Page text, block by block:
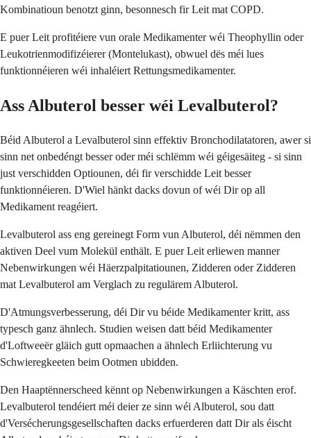
Kombinatioun benotzt ginn, besonnesch fir Leit mat COPD.
E puer Leit profitéiere vun orale Medikamenter wéi Theophyllin oder
Leukotrienmodifizéierer (Montelukast), obwuel dës méi lues
funktionnéieren wéi inhaléiert Rettungsmedikamenter.
Ass Albuterol besser wéi Levalbuterol?
Béid Albuterol a Levalbuterol sinn effektiv Bronchodilatatoren, awer si
sinn net onbedéngt besser oder méi schlëmm wéi géigesäiteg - si sinn
just verschidden Optiounen, déi fir verschidde Leit besser
funktionnéieren. D'Wiel hänkt dacks dovun of wéi Dir op all
Medikament reagéiert.
Levalbuterol ass eng gereinegt Form vun Albuterol, déi nëmmen den
aktiven Deel vum Molekül enthält. E puer Leit erliewen manner
Nebenwirkungen wéi Häerzpalpitatiounen, Zidderen oder Zidderen
mat Levalbuterol am Verglach zu regulärem Albuterol.
D'Atmungsverbesserung, déi Dir vu béide Medikamenter kritt, ass
typesch ganz ähnlech. Studien weisen datt béid Medikamenter
d'Loftweeër gläich gutt opmaachen a ähnlech Erliichterung vu
Schwieregkeeten beim Ootmen ubidden.
Den Haaptënnerscheed kënnt op Nebenwirkungen a Käschten erof.
Levalbuterol tendéiert méi deier ze sinn wéi Albuterol, sou datt
d'Versécherungsgesellschaften dacks erfuerderen datt Dir als éischt